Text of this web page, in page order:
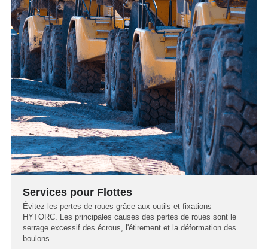
Services pour Flottes
Évitez les pertes de roues grâce aux outils et fixations
HYTORC. Les principales causes des pertes de roues sont le
serrage excessif des écrous, l'étirement et la déformation des
boulons.